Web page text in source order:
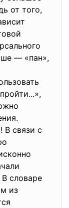
от того,
— «пан»,
В связи с
словаре
из